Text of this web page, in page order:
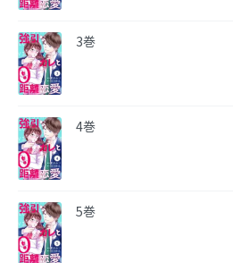
3巻
4巻
5巻